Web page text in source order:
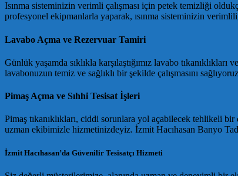
Isınma sisteminizin verimli çalışması için petek temizliği
profesyonel ekipmanlarla yaparak, ısınma sisteminizin
Lavabo Açma ve Rezervuar Tamiri
Günlük yaşamda sıklıkla karşılaştığımız lavabo
lavabonuzun temiz ve sağlıklı bir şekilde çalışmasını
Pimaş Açma ve Sıhhi Tesisat İşleri
Pimaş tıkanıklıkları, ciddi sorunlara yol açabilecek tehlikeli
uzman ekibimizle hizmetinizdeyiz. İzmit Hacıhasan Banyo
İzmit Hacıhasan’da Güvenilir Tesisatçı Hizmeti